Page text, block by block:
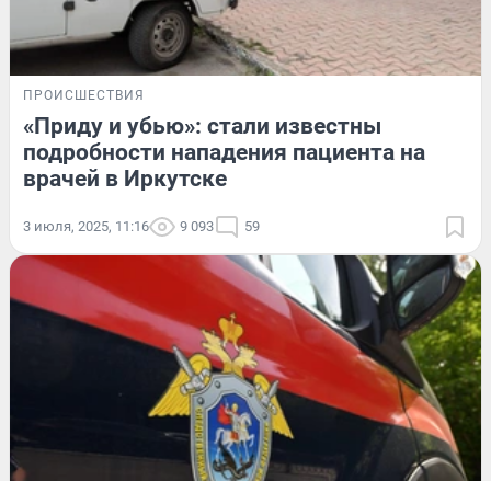
ПРОИСШЕСТВИЯ
«Приду и убью»: стали известны
подробности нападения пациента на
врачей в Иркутске
3 июля, 2025, 11:16 9 093 59